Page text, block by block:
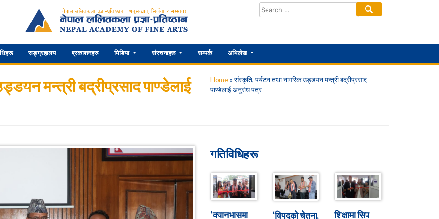
सङ्ग्रहालय प्रकाशनहरू मिडिया संरचनाहरू सम्पर्क अभिलेख
मन्त्री बद्रीप्रसाद पाण्डेलाई
Home» संस्कृति, पर्यटन तथा नागरिक उड्डयन मन्त्री बद्रीप्रसाद
पाण्डेलाई अनुरोध पत्र
गतिविधिहरू
‘क्यानभासमा
‘विपद्को चेतना,
शिक्षामा सिप